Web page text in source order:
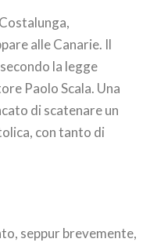
alle Canarie. Il
la legge
Paolo Scala. Una
di scatenare un
con tanto di
seppur brevemente,